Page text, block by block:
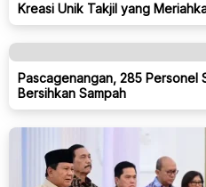
Kreasi Unik Takjil yang
Pascagenangan, 285 Personel
Bersihkan Sampah